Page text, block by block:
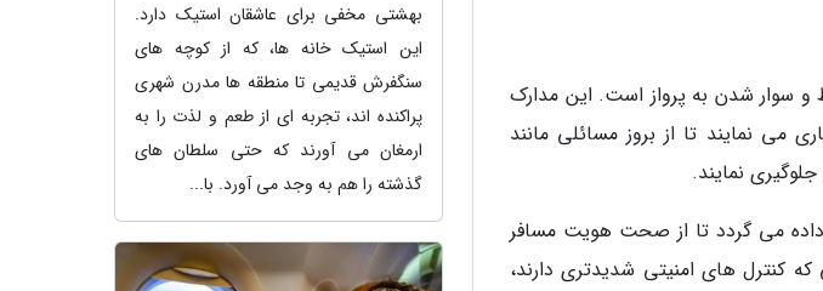
و سوار شدن به پرواز است. این مدارک
می نمایند تا از بروز مسائلی مانند
نمایند.
می گردد تا از صحت هویت مسافر
کنترل های امنیتی شدیدتری دارند،
بهشتی مخفی برای عاشقان استیک دارد.
این استیک خانه ها، که از کوچه های
سنگفرش قدیمی تا منطقه ها مدرن شهری
پراکنده اند، تجربه ای از طعم و لذت را به
ارمغان می آورند که حتی سلطان های
گذشته را هم به وجد می آورد. با...